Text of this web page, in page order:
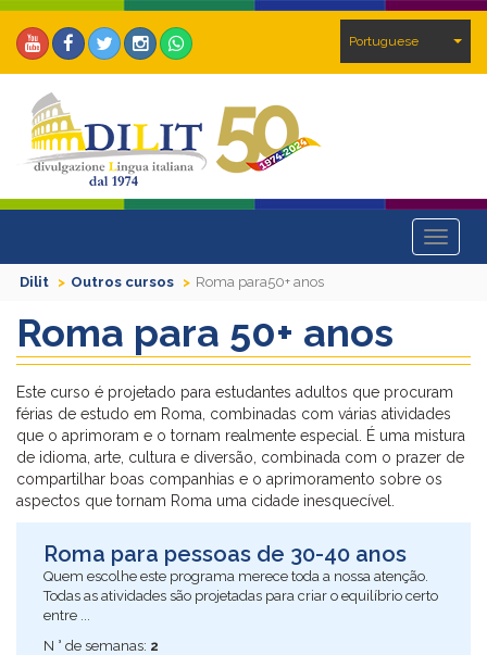
Portuguese
Toggle
Dilit
Outros cursos Roma para50+ anos
Roma para 50+ anos
Este curso é projetado para estudantes adultos que procuram
férias de estudo em Roma, combinadas com várias atividades
que o aprimoram e o tornam realmente especial. É uma mistura
de idioma, arte, cultura e diversão, combinada com o prazer de
compartilhar boas companhias e o aprimoramento sobre os
aspectos que tornam Roma uma cidade inesquecível.
Roma para pessoas de 30-40 anos
Quem escolhe este programa merece toda a nossa atenção.
Todas as atividades são projetadas para criar o equilíbrio certo
entre ...
N ° de semanas: 2